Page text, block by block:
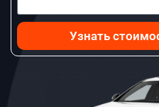
Узнать